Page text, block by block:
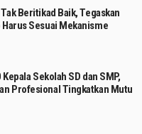
Beritikad Baik, Tegaskan
Harus Sesuai Mekanisme
Sekolah SD dan SMP,
Profesional Tingkatkan Mutu